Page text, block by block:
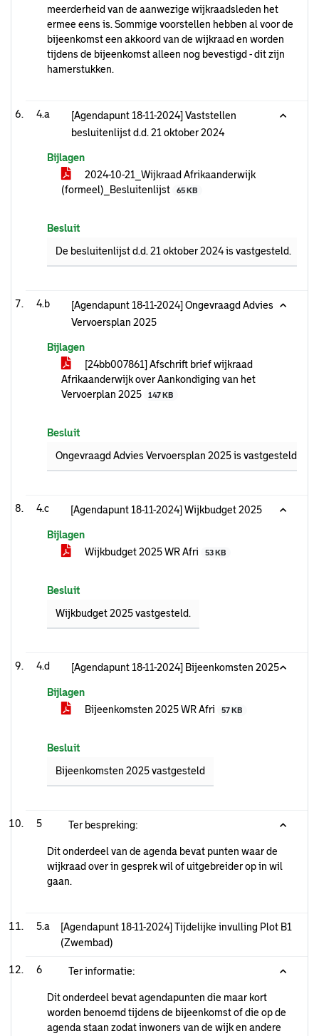
meerderheid van de aanwezige wijkraadsleden het
ermee eens is. Sommige voorstellen hebben al voor de
bijeenkomst een akkoord van de wijkraad en worden
tijdens de bijeenkomst alleen nog bevestigd - dit zijn
hamerstukken.
4.a
[Agendapunt 18-11-2024] Vaststellen
besluitenlijst d.d. 21 oktober 2024
Bijlagen
2024-10-21_Wijkraad Afrikaanderwijk
(formeel)_Besluitenlijst
65 KB
Besluit
De besluitenlijst d.d. 21 oktober 2024 is vastgesteld.
4.b
[Agendapunt 18-11-2024] Ongevraagd Advies
Vervoersplan 2025
Bijlagen
[24bb007861] Afschrift brief wijkraad
Afrikaanderwijk over Aankondiging van het
Vervoerplan 2025
147 KB
Besluit
Ongevraagd Advies Vervoersplan 2025 is vastgesteld.
4.c [Agendapunt 18-11-2024] Wijkbudget 2025
Bijlagen
Wijkbudget 2025 WR Afri
53 KB
Besluit
Wijkbudget 2025 vastgesteld.
4.d [Agendapunt 18-11-2024] Bijeenkomsten 2025
Bijlagen
Bijeenkomsten 2025 WR Afri
57 KB
Besluit
Bijeenkomsten 2025 vastgesteld
5 Ter bespreking:
Dit onderdeel van de agenda bevat punten waar de
wijkraad over in gesprek wil of uitgebreider op in wil
gaan.
5.a
[Agendapunt 18-11-2024] Tijdelijke invulling Plot B1
(Zwembad)
6 Ter informatie:
Dit onderdeel bevat agendapunten die maar kort
worden benoemd tijdens de bijeenkomst of die op de
agenda staan zodat inwoners van de wijk en andere